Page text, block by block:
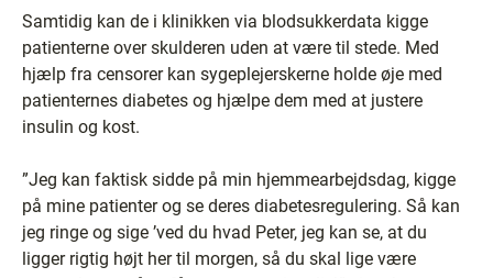
Samtidig kan de i klinikken via blodsukkerdata kigge
patienterne over skulderen uden at være til stede. Med
hjælp fra censorer kan sygeplejerskerne holde øje med
patienternes diabetes og hjælpe dem med at justere
insulin og kost.
”Jeg kan faktisk sidde på min hjemmearbejdsdag, kigge
på mine patienter og se deres diabetesregulering. Så kan
jeg ringe og sige ’ved du hvad Peter, jeg kan se, at du
ligger rigtig højt her til morgen, så du skal lige være